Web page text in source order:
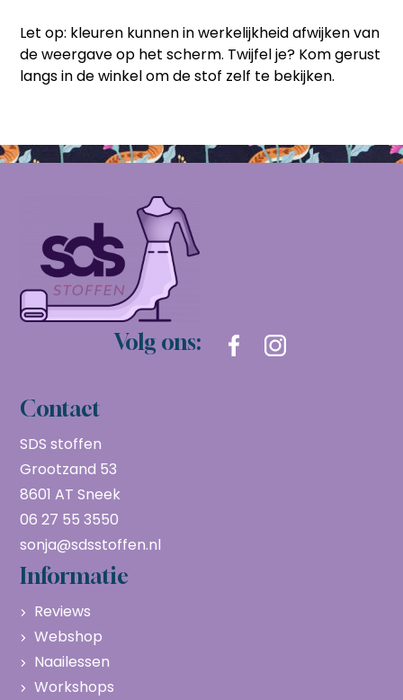
Let op: kleuren kunnen in werkelijkheid afwijken van
de weergave op het scherm. Twijfel je? Kom gerust
langs in de winkel om de stof zelf te bekijken.
Volg ons:
Contact
SDS stoffen
Grootzand 53
8601 AT Sneek
06 27 55 3550
sonja@sdsstoffen.nl
Informatie
Reviews
Webshop
Naailessen
Workshops